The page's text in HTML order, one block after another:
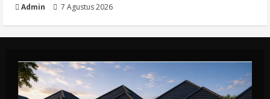
Admin 7 Agustus 2026